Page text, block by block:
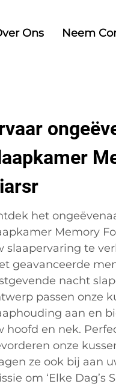
Ons Neem
het
Memory
slaapervaring te
geavanceerde
nacht
passen onze
aan en
hoofd en nek.
onze
ze ook bij aan
om ‘Elke Dag’s